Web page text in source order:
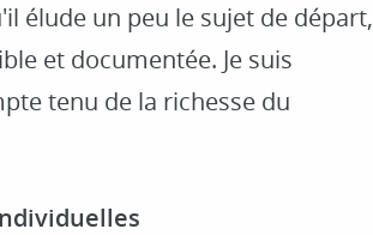
élude un peu le sujet de départ,
et documentée. Je suis
tenu de la richesse du